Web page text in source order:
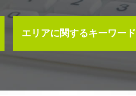
エリアに関するキーワード
相続 石川県